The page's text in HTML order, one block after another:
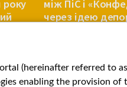
року
між ПіС і
через ідею
(hereinafter referred to
enabling the provision of